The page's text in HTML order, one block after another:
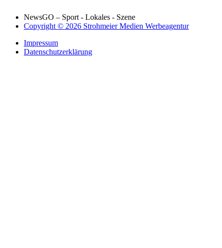
NewsGO – Sport - Lokales - Szene
Copyright © 2026 Strohmeier Medien Werbeagentur
Impressum
Datenschutzerklärung